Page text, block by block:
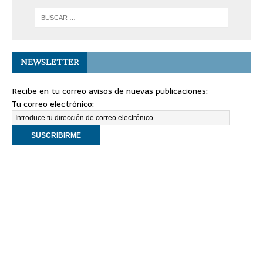
NEWSLETTER
Recibe en tu correo avisos de nuevas publicaciones:
Tu correo electrónico: